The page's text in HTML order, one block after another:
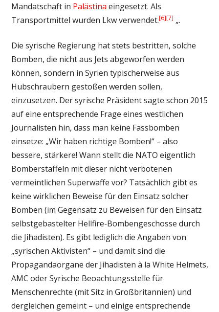
Mandatschaft in Palästina eingesetzt. Als
Transportmittel wurden Lkw verwendet.[6][7] „.
Die syrische Regierung hat stets bestritten, solche
Bomben, die nicht aus Jets abgeworfen werden
können, sondern in Syrien typischerweise aus
Hubschraubern gestoßen werden sollen,
einzusetzen. Der syrische Präsident sagte schon 2015
auf eine entsprechende Frage eines westlichen
Journalisten hin, dass man keine Fassbomben
einsetze: „Wir haben richtige Bomben!“ – also
bessere, stärkere! Wann stellt die NATO eigentlich
Bomberstaffeln mit dieser nicht verbotenen
vermeintlichen Superwaffe vor? Tatsächlich gibt es
keine wirklichen Beweise für den Einsatz solcher
Bomben (im Gegensatz zu Beweisen für den Einsatz
selbstgebastelter Hellfire-Bombengeschosse durch
die Jihadisten). Es gibt lediglich die Angaben von
„syrischen Aktivisten“ – und damit sind die
Propagandaorgane der Jihadisten à la White Helmets,
AMC oder Syrische Beoachtungsstelle für
Menschenrechte (mit Sitz in Großbritannien) und
dergleichen gemeint – und einige entsprechende